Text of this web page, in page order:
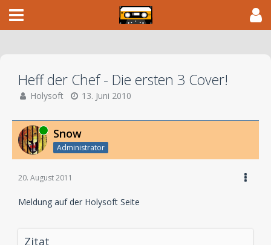
Heff der Chef - Die ersten 3 Cover!
Holysoft 13. Juni 2010
Online Snow
Administrator
20. August 2011
Meldung auf der Holysoft Seite
Zitat